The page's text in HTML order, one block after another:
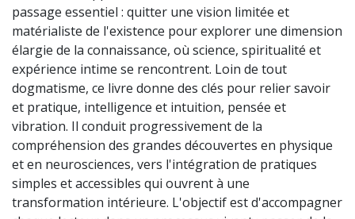
passage essentiel : quitter une vision limitée et
matérialiste de l'existence pour explorer une dimension
élargie de la connaissance, où science, spiritualité et
expérience intime se rencontrent. Loin de tout
dogmatisme, ce livre donne des clés pour relier savoir
et pratique, intelligence et intuition, pensée et
vibration. Il conduit progressivement de la
compréhension des grandes découvertes en physique
et en neurosciences, vers l'intégration de pratiques
simples et accessibles qui ouvrent à une
transformation intérieure. L'objectif est d'accompagner